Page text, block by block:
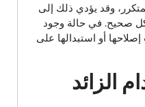
وقد يؤدي ذلك إلى
صحيح. في حالة وجود
أو استبدالها على